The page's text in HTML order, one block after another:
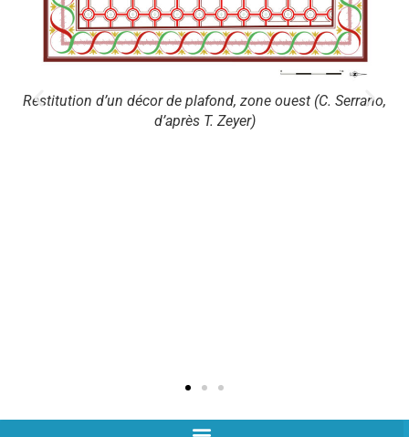
Restitution d’un décor de plafond, zone ouest (C. Serrano,
d’après T. Zeyer)